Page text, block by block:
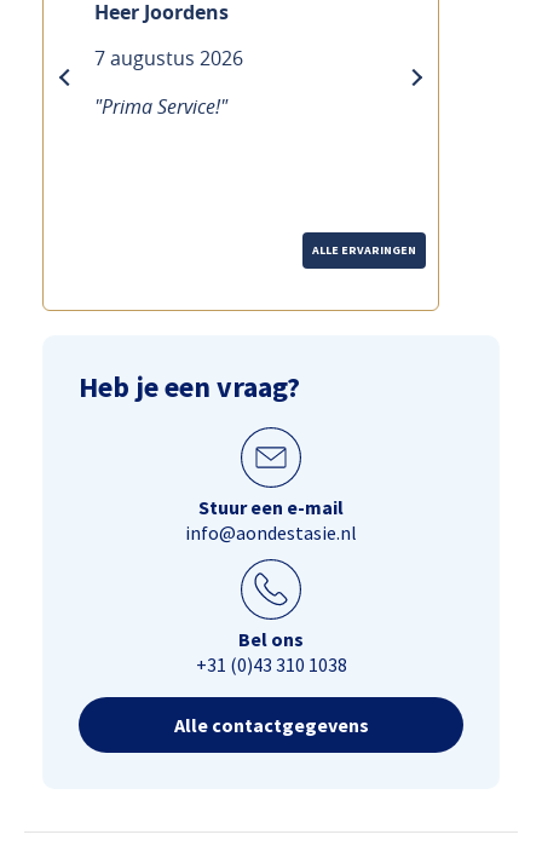
Heer Joordens
7 augustus 2026
"Prima Service!"
next
ALLE ERVARINGEN
Heb je een vraag?
Stuur een e-mail
info@aondestasie.nl
Bel ons
+31 (0)43 310 1038
Alle contactgegevens